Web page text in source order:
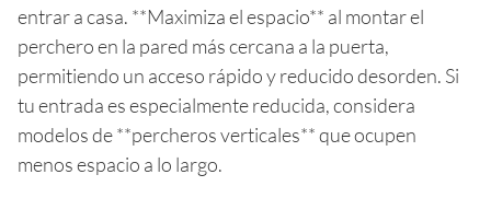
entrar a casa. **Maximiza el espacio** al montar el
perchero en la pared más cercana a la puerta,
permitiendo un acceso rápido y reducido desorden. Si
tu entrada es especialmente reducida, considera
modelos de **percheros verticales** que ocupen
menos espacio a lo largo.